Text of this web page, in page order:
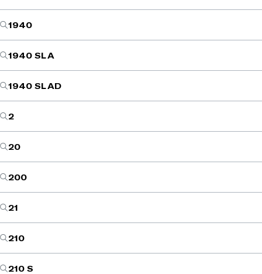
1940
1940 SL A
1940 SL AD
2
20
200
21
210
210 S